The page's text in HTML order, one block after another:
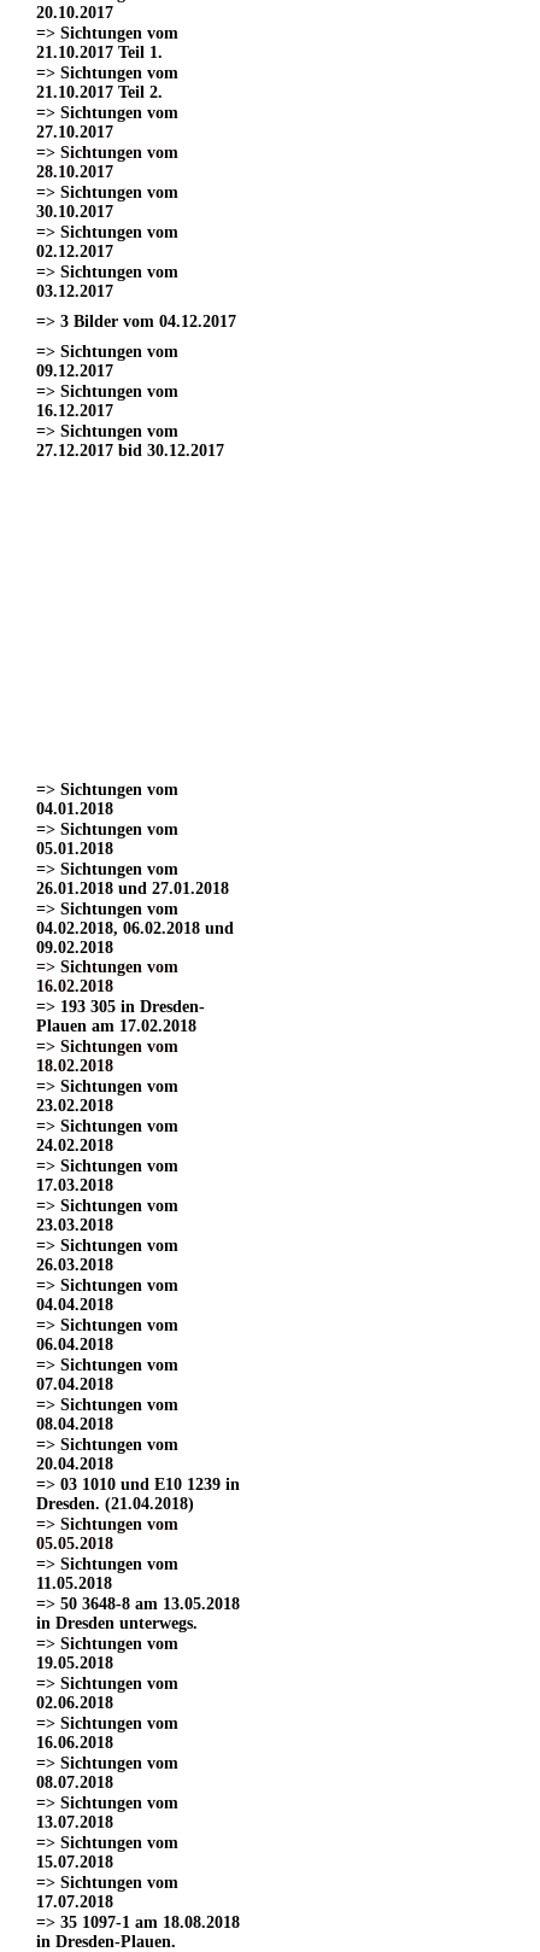
20.10.2017
=> Sichtungen vom
21.10.2017 Teil 1.
=> Sichtungen vom
21.10.2017 Teil 2.
=> Sichtungen vom
27.10.2017
=> Sichtungen vom
28.10.2017
=> Sichtungen vom
30.10.2017
=> Sichtungen vom
02.12.2017
=> Sichtungen vom
03.12.2017
=> 3 Bilder vom 04.12.2017
=> Sichtungen vom
09.12.2017
=> Sichtungen vom
16.12.2017
=> Sichtungen vom
27.12.2017 bid 30.12.2017
=> Sichtungen vom
04.01.2018
=> Sichtungen vom
05.01.2018
=> Sichtungen vom
26.01.2018 und 27.01.2018
=> Sichtungen vom
04.02.2018, 06.02.2018 und
09.02.2018
=> Sichtungen vom
16.02.2018
=> 193 305 in Dresden-
Plauen am 17.02.2018
=> Sichtungen vom
18.02.2018
=> Sichtungen vom
23.02.2018
=> Sichtungen vom
24.02.2018
=> Sichtungen vom
17.03.2018
=> Sichtungen vom
23.03.2018
=> Sichtungen vom
26.03.2018
=> Sichtungen vom
04.04.2018
=> Sichtungen vom
06.04.2018
=> Sichtungen vom
07.04.2018
=> Sichtungen vom
08.04.2018
=> Sichtungen vom
20.04.2018
=> 03 1010 und E10 1239 in
Dresden. (21.04.2018)
=> Sichtungen vom
05.05.2018
=> Sichtungen vom
11.05.2018
=> 50 3648-8 am 13.05.2018
in Dresden unterwegs.
=> Sichtungen vom
19.05.2018
=> Sichtungen vom
02.06.2018
=> Sichtungen vom
16.06.2018
=> Sichtungen vom
08.07.2018
=> Sichtungen vom
13.07.2018
=> Sichtungen vom
15.07.2018
=> Sichtungen vom
17.07.2018
=> 35 1097-1 am 18.08.2018
in Dresden-Plauen.